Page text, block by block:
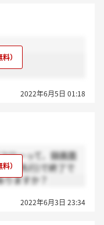
2022年6月5日 01:18
ローって、録画面
次先行)で終了で
ますか？
2022年6月3日 23:34